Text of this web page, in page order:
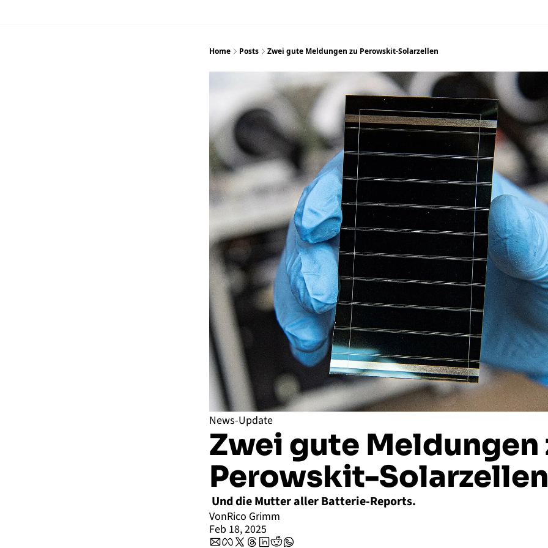
Home Posts Zwei gute Meldungen zu Perowskit-Solarzellen
News-Update
Zwei gute Meldungen
Perowskit-Solarzellen
Und die Mutter aller Batterie-Reports.
VonRico Grimm
Feb 18, 2025